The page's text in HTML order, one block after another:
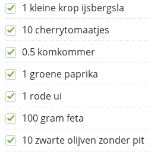
1 kleine krop ijsbergsla
10 cherrytomaatjes
0.5 komkommer
1 groene paprika
1 rode ui
100 gram feta
10 zwarte olijven zonder pit